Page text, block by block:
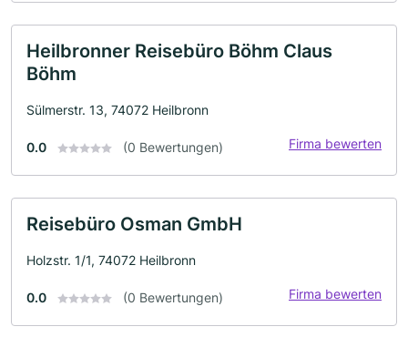
Heilbronner Reisebüro Böhm Claus
Böhm
Sülmerstr. 13, 74072 Heilbronn
0.0 (0 Bewertungen) Firma bewerten
Reisebüro Osman GmbH
Holzstr. 1/1, 74072 Heilbronn
0.0 (0 Bewertungen) Firma bewerten